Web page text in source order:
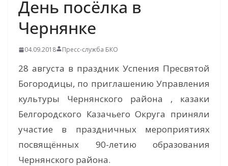
День посёлка в
Чернянке
04.09.2018 Пресс-служба БКО
28 августа в праздник Успения Пресвятой
Богородицы, по приглашению Управления
культуры Чернянского района , казаки
Белгородского Казачьего Округа приняли
участие в праздничных мероприятиях
посвящённых 90-летию образования
Чернянского района.